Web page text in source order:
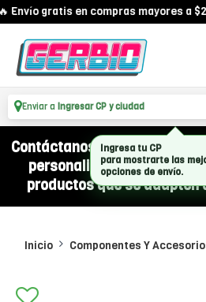
Envío gratis en compras mayores a
Enviar a Ingresar CP y ciudad
Contáctanos por WhatsApp
personalizado para
productos que se adapten
Inicio Componentes Y
Ingresa tu CP
para mostrarte las
opciones de envío.